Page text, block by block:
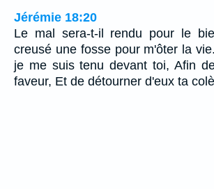
Jérémie 18:20
Le mal sera-t-il rendu pour le
creusé une fosse pour m'ôter la
je me suis tenu devant toi, Afin
faveur, Et de détourner d'eux ta